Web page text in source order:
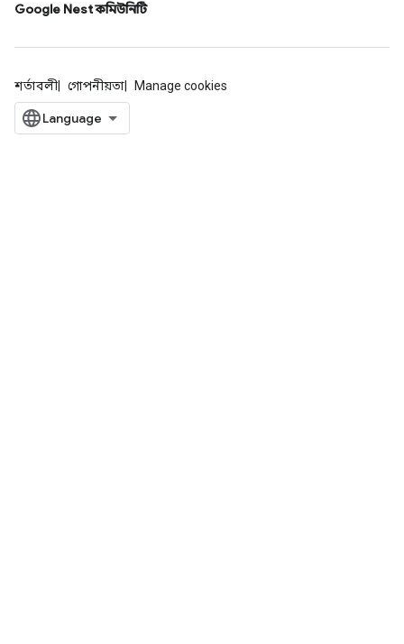
Google Nest কমিউনিটি
শর্তাবলী গোপনীয়তা Manage cookies